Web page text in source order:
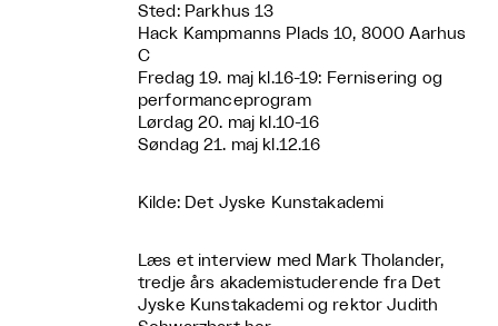
Sted: Parkhus 13
Hack Kampmanns Plads 10, 8000 Aarhus
C
Fredag 19. maj kl.16-19: Fernisering og
performanceprogram
Lørdag 20. maj kl.10-16
Søndag 21. maj kl.12.16
Kilde: Det Jyske Kunstakademi
Læs et interview med Mark Tholander,
tredje års akademistuderende fra Det
Jyske Kunstakademi og rektor Judith